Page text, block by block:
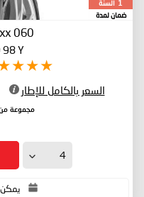
1 السنة
ضمان لمدة
060+
98 Y
السعر بالكامل للإطار
مجموعة من
يمكن